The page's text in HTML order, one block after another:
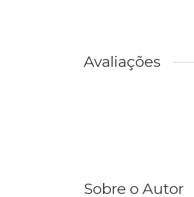
Avaliações
Sobre o Autor